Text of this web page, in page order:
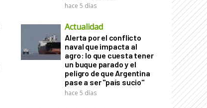
hace 5 días
Actualidad
Alerta por el conflicto
naval que impacta al
agro: lo que cuesta tener
un buque parado y el
peligro de que Argentina
pase a ser "país sucio"
hace 5 días